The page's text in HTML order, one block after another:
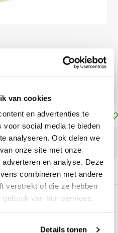
van cookies
en advertenties te
voor social media te bieden
analyseren. Ook delen we
onze site met onze
en analyse. Deze
combineren met andere
verstrekt of die ze hebben
van hun services.
Details tonen
aan winkelwagen